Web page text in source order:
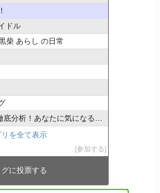
ドル
柴 あらし の日常
析！あなたに気になるここで解決
リを全て表示
参加する
グに投票する